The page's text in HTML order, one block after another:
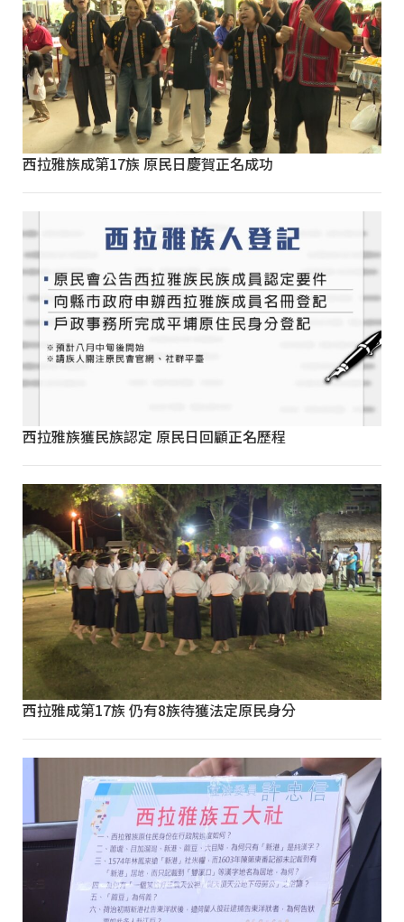
西拉雅族成第17族 原民日慶賀正名成功
西拉雅族獲民族認定 原民日回顧正名歷程
西拉雅成第17族 仍有8族待獲法定原民身分